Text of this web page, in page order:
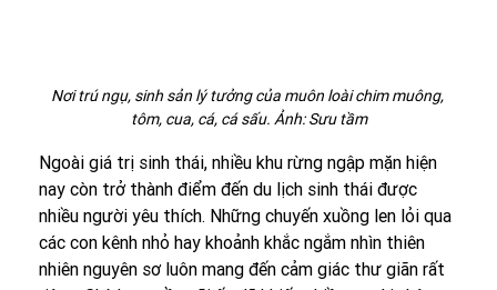
Nơi trú ngụ, sinh sản lý tưởng của muôn loài chim muông,
tôm, cua, cá, cá sấu. Ảnh: Sưu tầm
Ngoài giá trị sinh thái, nhiều khu rừng ngập mặn hiện
nay còn trở thành điểm đến du lịch sinh thái được
nhiều người yêu thích. Những chuyến xuồng len lỏi qua
các con kênh nhỏ hay khoảnh khắc ngắm nhìn thiên
nhiên nguyên sơ luôn mang đến cảm giác thư giãn rất